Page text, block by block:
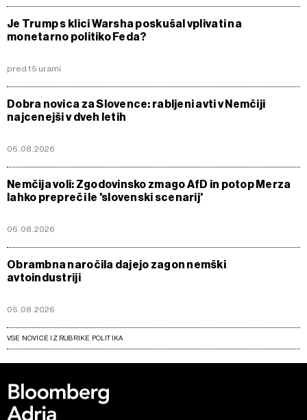
Je Trump s klici Warsha poskušal vplivati na
monetarno politiko Feda?
pred 15 urami
Dobra novica za Slovence: rabljeni avti v Nemčiji
najcenejši v dveh letih
06.08.2026
Nemčija voli: Zgodovinsko zmago AfD in potop Merza
lahko prepreči le 'slovenski scenarij'
06.08.2026
Obrambna naročila dajejo zagon nemški
avtoindustriji
05.08.2026
VSE NOVICE IZ RUBRIKE POLITIKA